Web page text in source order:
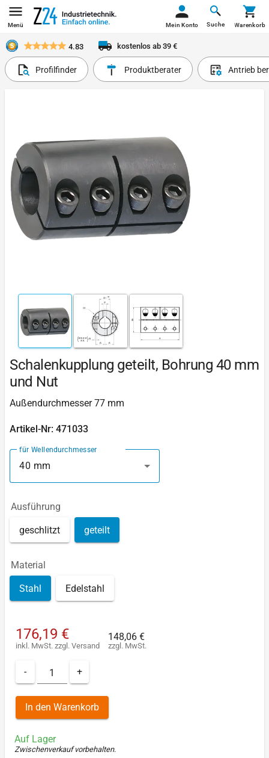
Menü Suche
Mein Konto Warenkorb
4.83 kostenlos ab 39 €
Profilfinder Produktberater Antrieb
Schalenkupplung geteilt, Bohrung 40 mm
und Nut
Außendurchmesser 77 mm
Artikel-Nr: 471033
für Wellendurchmesser
40 mm
Ausführung
geschlitzt geteilt
Material
Stahl Edelstahl
176,19 €
inkl. MwSt. zzgl. Versand
148,06 €
zzgl. MwSt.
- +
In den Warenkorb
Auf Lager
Zwischenverkauf vorbehalten.